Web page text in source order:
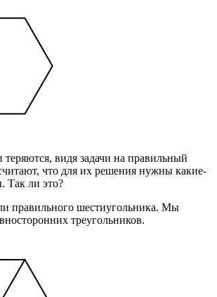
видя задачи на правильный
что для их решения нужны какие-
Так ли это?
правильного шестиугольника. Мы
треугольников.